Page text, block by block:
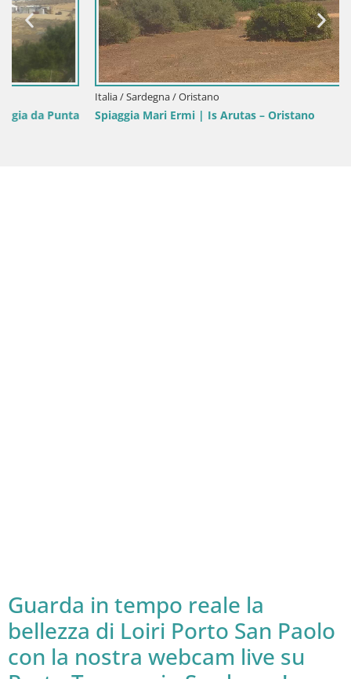
Italia / Sardegna / Oristano
Spiaggia Mari Ermi | Is Arutas – Oristano
Guarda in tempo reale la
bellezza di Loiri Porto San Paolo
con la nostra webcam live su